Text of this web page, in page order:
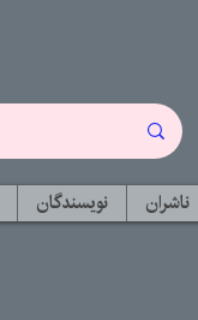
ناشران نویسندگان